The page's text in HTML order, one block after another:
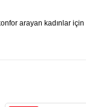
arayan kadınlar